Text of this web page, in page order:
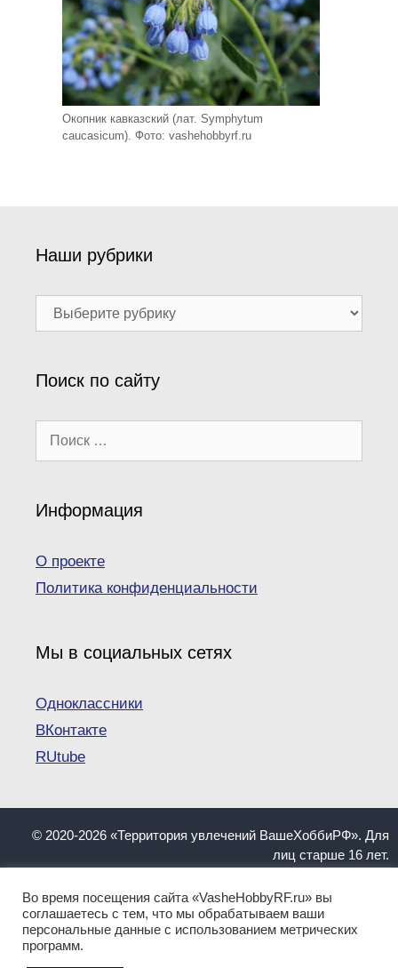
Окопник кавказский (лат. Symphytum
caucasicum). Фото: vashehobbyrf.ru
Наши рубрики
Наши
рубрики
Поиск по сайту
Поиск:
Информация
О проекте
Политика конфиденциальности
Мы в социальных сетях
Одноклассники
ВКонтакте
RUtube
© 2020-2026 «Территория увлечений ВашеХоббиРФ». Для
лиц старше 16 лет.
VasheHobbyRF.ru обязательна.
Информация, представленная на сайте, не должна
пониматься как инструкция. Имеются противопоказания.
Перед применением обратитесь к квалифицированному
Во время посещения сайта «VasheHobbyRF.ru» вы
соглашаетесь с тем, что мы обрабатываем ваши
персональные данные с использованием метрических
программ.